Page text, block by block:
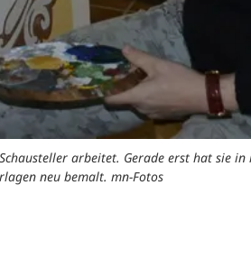
arbeitet. Gerade erst hat sie
neu bemalt. mn-Fotos